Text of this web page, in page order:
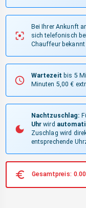
Bei Ihrer Ankunft
sich telefonisch
Chauffeur bekannt
Wartezeit bis 5
Minuten 5,00 €
Nachtzuschlag:
Uhr wird
Zuschlag wird
entsprechende
Gesamtpreis: 0.00